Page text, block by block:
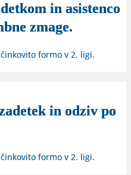
in asistenco
zmage.
formo v 2. ligi.
in odziv po
formo v 2. ligi.